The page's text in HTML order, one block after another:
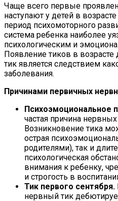
Чаще всего первые
наступают у детей в
период психомоторного
система ребенка наиболее
психологическим и
Появление тиков в возрасте
тик является следствием
заболевания.
Причинами первичных
Психоэмоциональное
частая причина
Возникновение тика
острая
родителями), так и
психологическая
внимания к ребенку,
и строгость в
Тик первого сентября.
нервный тик